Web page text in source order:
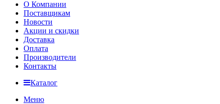
О Компании
Поставщикам
Новости
Акции и скидки
Доставка
Оплата
Производители
Контакты
Каталог
Меню